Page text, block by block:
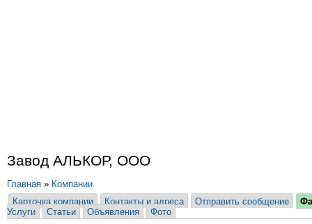
Завод АЛЬКОР, ООО
Главная » Компании
Карточка компании
Контакты и адреса Отправить сообщение
Услуги
Статьи Объявления Фото